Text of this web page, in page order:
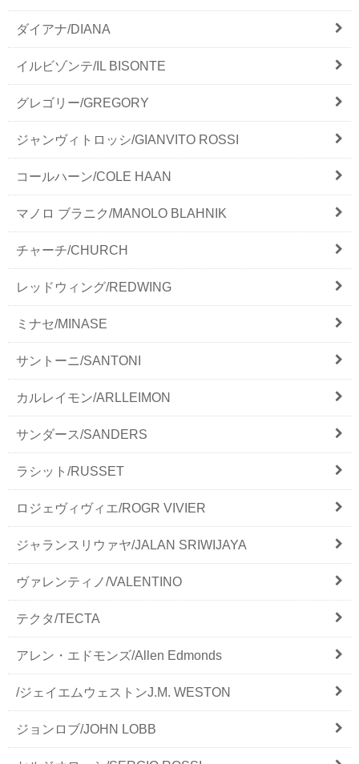
ダイアナ/DIANA
イルビゾンテ/IL BISONTE
グレゴリー/GREGORY
ジャンヴィトロッシ/GIANVITO ROSSI
コールハーン/COLE HAAN
マノロ ブラニク/MANOLO BLAHNIK
チャーチ/CHURCH
レッドウィング/REDWING
ミナセ/MINASE
サントーニ/SANTONI
カルレイモン/ARLLEIMON
サンダース/SANDERS
ラシット/RUSSET
ロジェヴィヴィエ/ROGR VIVIER
ジャランスリウァヤ/JALAN SRIWIJAYA
ヴァレンティノ/VALENTINO
テクタ/TECTA
アレン・エドモンズ/Allen Edmonds
/ジェイエムウェストンJ.M. WESTON
ジョンロブ/JOHN LOBB